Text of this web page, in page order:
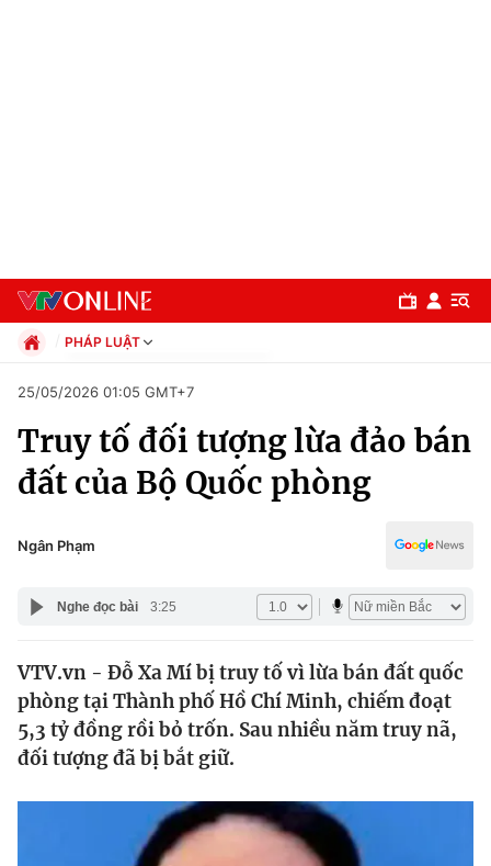
Chuyên mục
Chính trị
Xã hội
Y tế
Thế giới
Tin tức
Thế giới đó đây
PHÁP LUẬT
Xã hội
Pháp luật
Kinh tế
Thể thao
Văn hóa - Giải trí
Đời sống
Giáo dục
25/05/2026 01:05 GMT+7
Truy tố đối tượng lừa đảo bán
đất của Bộ Quốc phòng
Ngân Phạm
Nghe đọc bài 3:25
VTV.vn - Đỗ Xa Mí bị truy tố vì lừa bán đất quốc
phòng tại Thành phố Hồ Chí Minh, chiếm đoạt
5,3 tỷ đồng rồi bỏ trốn. Sau nhiều năm truy nã,
đối tượng đã bị bắt giữ.